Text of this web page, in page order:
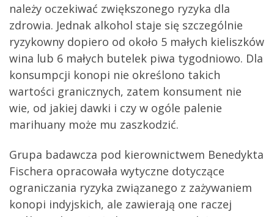
należy oczekiwać zwiększonego ryzyka dla
zdrowia. Jednak alkohol staje się szczególnie
ryzykowny dopiero od około 5 małych kieliszków
wina lub 6 małych butelek piwa tygodniowo. Dla
konsumpcji konopi nie określono takich
wartości granicznych, zatem konsument nie
wie, od jakiej dawki i czy w ogóle palenie
marihuany może mu zaszkodzić.
Grupa badawcza pod kierownictwem Benedykta
Fischera opracowała wytyczne dotyczące
ograniczania ryzyka związanego z zażywaniem
konopi indyjskich, ale zawierają one raczej